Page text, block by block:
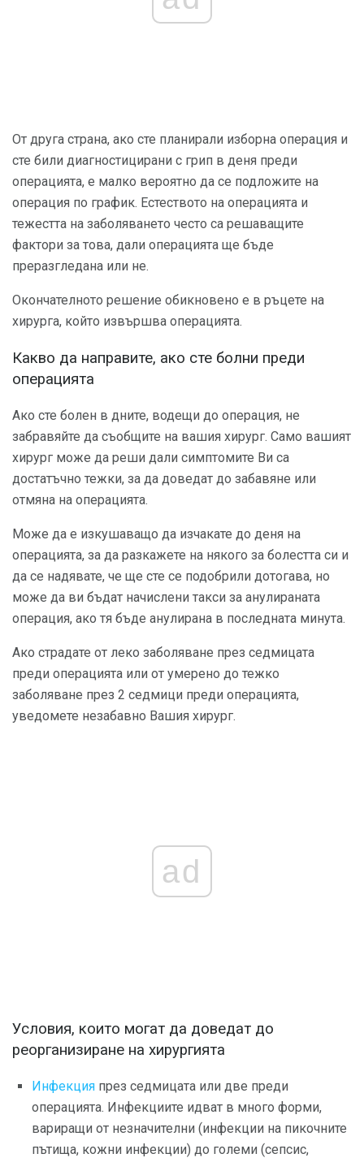
От друга страна, ако сте планирали изборна операция и
сте били диагностицирани с грип в деня преди
операцията, е малко вероятно да се подложите на
операция по график. Естеството на операцията и
тежестта на заболяването често са решаващите
фактори за това, дали операцията ще бъде
преразгледана или не.
Окончателното решение обикновено е в ръцете на
хирурга, който извършва операцията.
Какво да направите, ако сте болни преди
операцията
Ако сте болен в дните, водещи до операция, не
забравяйте да съобщите на вашия хирург. Само вашият
хирург може да реши дали симптомите Ви са
достатъчно тежки, за да доведат до забавяне или
отмяна на операцията.
Може да е изкушаващо да изчакате до деня на
операцията, за да разкажете на някого за болестта си и
да се надявате, че ще сте се подобрили дотогава, но
може да ви бъдат начислени такси за анулираната
операция, ако тя бъде анулирана в последната минута.
Ако страдате от леко заболяване през седмицата
преди операцията или от умерено до тежко
заболяване през 2 седмици преди операцията,
уведомете незабавно Вашия хирург.
ad
Условия, които могат да доведат до
реорганизиране на хирургията
Инфекция през седмицата или две преди
операцията. Инфекциите идват в много форми,
вариращи от незначителни (инфекции на пикочните
пътища, кожни инфекции) до големи (сепсис,